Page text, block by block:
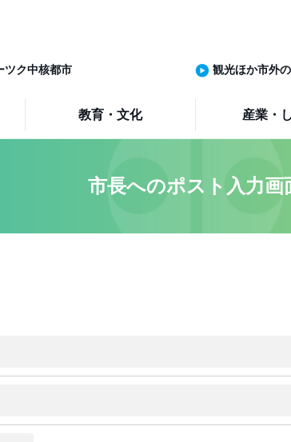
ツク中核都市
教育・文化 産業・
観光ほか市外
市長へのポスト入力画